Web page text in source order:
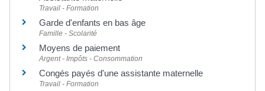
Travail - Formation
Garde d'enfants en bas âge
Famille - Scolarité
Moyens de paiement
Argent - Impôts - Consommation
Congés payés d'une assistante maternelle
Travail - Formation